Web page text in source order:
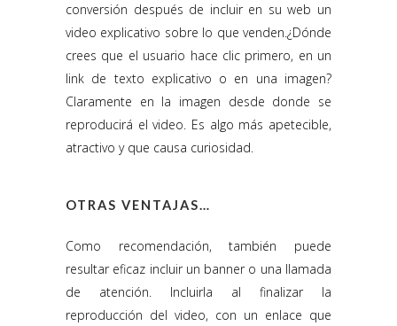
conversión después de incluir en su web un
video explicativo sobre lo que venden.¿Dónde
crees que el usuario hace clic primero, en un
link de texto explicativo o en una imagen?
Claramente en la imagen desde donde se
reproducirá el video. Es algo más apetecible,
atractivo y que causa curiosidad.
OTRAS VENTAJAS…
Como recomendación, también puede
resultar eficaz incluir un banner o una llamada
de atención. Incluirla al finalizar la
reproducción del video, con un enlace que